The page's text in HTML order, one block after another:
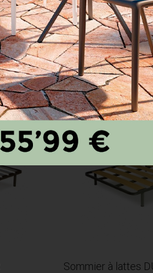
DÉTAILS
Ajouter au
Sommier à lattes